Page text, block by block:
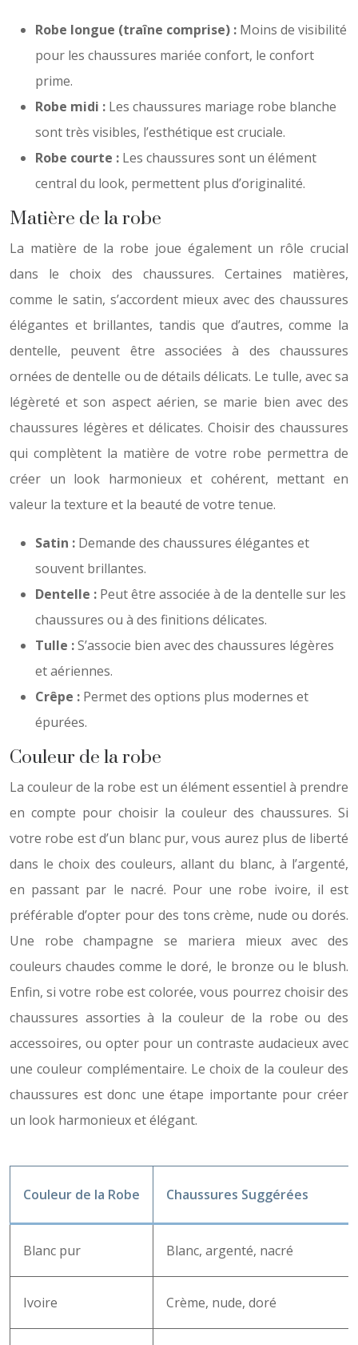
Robe longue (traîne comprise) : Moins de visibilité
pour les chaussures mariée confort, le confort
prime.
Robe midi : Les chaussures mariage robe blanche
sont très visibles, l’esthétique est cruciale.
Robe courte : Les chaussures sont un élément
central du look, permettent plus d’originalité.
Matière de la robe
La matière de la robe joue également un rôle crucial
dans le choix des chaussures. Certaines matières,
comme le satin, s’accordent mieux avec des chaussures
élégantes et brillantes, tandis que d’autres, comme la
dentelle, peuvent être associées à des chaussures
ornées de dentelle ou de détails délicats. Le tulle, avec sa
légèreté et son aspect aérien, se marie bien avec des
chaussures légères et délicates. Choisir des chaussures
qui complètent la matière de votre robe permettra de
créer un look harmonieux et cohérent, mettant en
valeur la texture et la beauté de votre tenue.
Satin : Demande des chaussures élégantes et
souvent brillantes.
Dentelle : Peut être associée à de la dentelle sur les
chaussures ou à des finitions délicates.
Tulle :S’associe bien avec des chaussures légères
et aériennes.
Crêpe : Permet des options plus modernes et
épurées.
Couleur de la robe
La couleur de la robe est un élément essentiel à prendre
en compte pour choisir la couleur des chaussures. Si
votre robe est d’un blanc pur, vous aurez plus de liberté
dans le choix des couleurs, allant du blanc, à l’argenté,
en passant par le nacré. Pour une robe ivoire, il est
préférable d’opter pour des tons crème, nude ou dorés.
Une robe champagne se mariera mieux avec des
couleurs chaudes comme le doré, le bronze ou le blush.
Enfin, si votre robe est colorée, vous pourrez choisir des
chaussures assorties à la couleur de la robe ou des
accessoires, ou opter pour un contraste audacieux avec
une couleur complémentaire. Le choix de la couleur des
chaussures est donc une étape importante pour créer
un look harmonieux et élégant.
Couleur de la Robe Chaussures Suggérées
Blanc pur Blanc, argenté, nacré
Ivoire Crème, nude, doré